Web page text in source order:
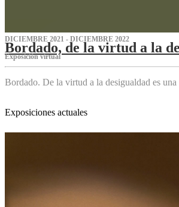
DICIEMBRE 2021 - DICIEMBRE 2022
Bordado, de la virtud a la
Exposición virtual‌
Bordado. De la virtud a la desigualdad es
Exposiciones actuales